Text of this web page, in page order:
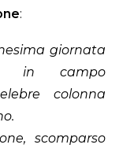
:
giornata
in campo
colonna
scomparso